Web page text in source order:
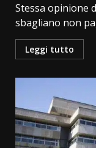
Stessa opinione
sbagliano non
Leggi tutto